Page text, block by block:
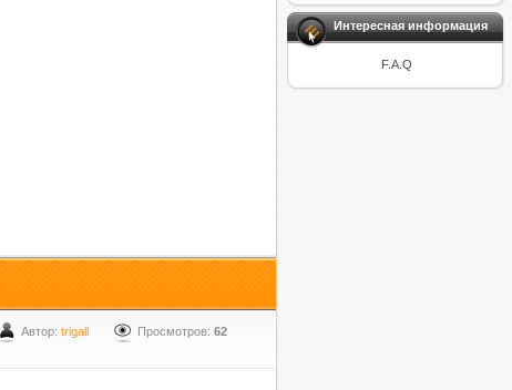
Просмотров: 62
Автор: trigall
Интересная информация
F.A.Q